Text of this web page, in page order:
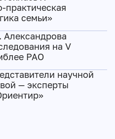
практическая
семьи»
Александрова
на V
РАО
научной
— эксперты